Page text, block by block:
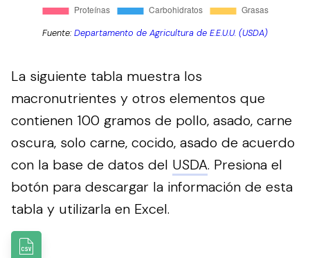
Fuente:Departamento de Agricultura de E.E.U.U. (USDA)
La siguiente tabla muestra los
macronutrientes y otros elementos que
contienen 100 gramos de pollo, asado, carne
oscura, solo carne, cocido, asado de acuerdo
con la base de datos del USDA. Presiona el
botón para descargar la información de esta
tabla y utilizarla en Excel.